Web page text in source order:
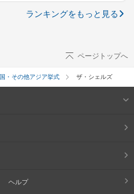
ランキングをもっと見る
ページトップへ
・その他アジア挙式 ザ・シェルズ
ヘルプ